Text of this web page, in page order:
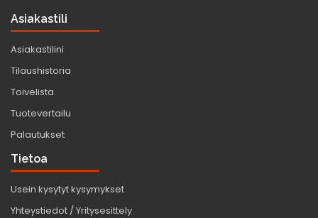
Asiakastili
Asiakastilini
Tilaushistoria
Toivelista
Tuotevertailu
Palautukset
Tietoa
Usein kysytyt kysymykset
Yhteystiedot / Yritysesittely